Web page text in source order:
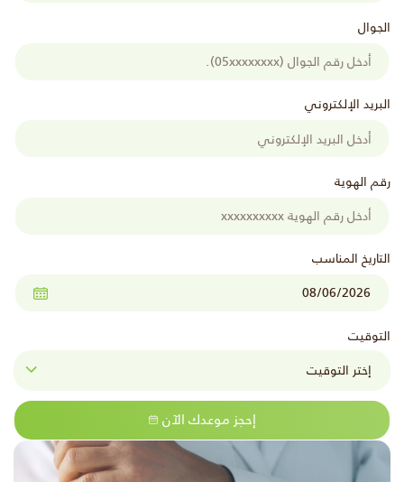
الجوال
البريد الإلكتروني
رقم الهوية
التاريخ المناسب
التوقيت
إحجز موعدك الآن